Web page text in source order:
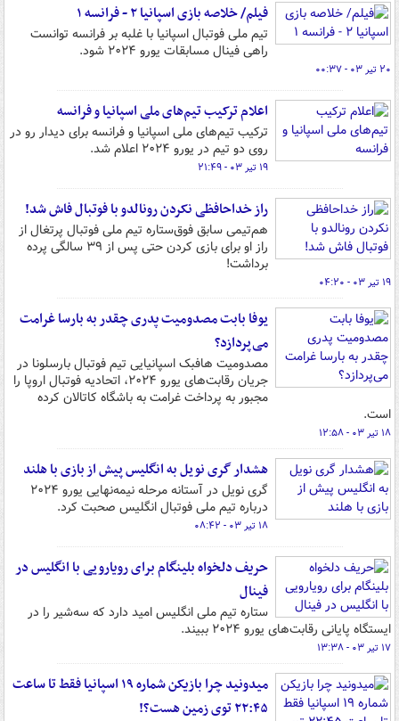
فیلم/ خلاصه بازی اسپانیا ۲ - فرانسه ۱
تیم ملی فوتبال اسپانیا با غلبه بر فرانسه توانست
راهی فینال مسابقات یورو ۲۰۲۴ شود.
۲۰ تیر ۰۳ - ۰۰:۳۷
اعلام ترکیب تیم‌های ملی اسپانیا و فرانسه
ترکیب تیم‌های ملی اسپانیا و فرانسه برای دیدار رو در
روی دو تیم در یورو ۲۰۲۴ اعلام شد.
۱۹ تیر ۰۳ - ۲۱:۴۹
راز خداحافظی نکردن رونالدو با فوتبال فاش شد!
هم‌تیمی سابق فوق‌ستاره تیم ملی فوتبال پرتغال از
راز او برای بازی کردن حتی پس از ۳۹ سالگی پرده
برداشت!
۱۹ تیر ۰۳ - ۰۴:۲۰
یوفا بابت مصدومیت پدری چقدر به بارسا غرامت
می‌پردازد؟
مصدومیت هافبک اسپانیایی تیم فوتبال بارسلونا در
جریان رقابت‌های یورو ۲۰۲۴، اتحادیه فوتبال اروپا را
مجبور به پرداخت غرامت به باشگاه کاتالان‌ کرده
است.
۱۸ تیر ۰۳ - ۱۲:۵۸
هشدار گری نویل به انگلیس پیش از بازی با هلند
گری نویل در آستانه مرحله نیمه‌نهایی یورو ۲۰۲۴
درباره تیم ملی فوتبال انگلیس صحبت کرد.
۱۸ تیر ۰۳ - ۰۸:۴۲
حریف دلخواه بلینگام برای رویارویی با انگلیس در
فینال
ستاره تیم ملی انگلیس امید دارد که سه‌شیر را در
ایستگاه پایانی رقابت‌های یورو ۲۰۲۴ ببیند.
۱۷ تیر ۰۳ - ۱۳:۳۸
میدونید چرا بازیکن شماره ۱۹ اسپانیا فقط تا ساعت
۲۲:۴۵ توی زمین هست؟!